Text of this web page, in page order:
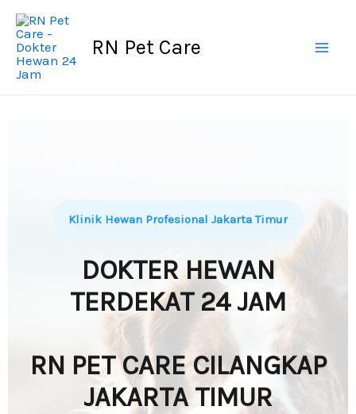
Skip
content
RN Pet Care
Klinik Hewan Profesional Jakarta Timur
DOKTER HEWAN
TERDEKAT 24 JAM
RN PET CARE CILANGKAP
JAKARTA TIMUR